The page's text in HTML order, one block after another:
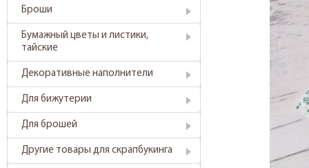
Броши
Бумажный цветы и листики,
тайские
Декоративные наполнители
Для бижутерии
Для брошей
Другие товары для скрапбукинга